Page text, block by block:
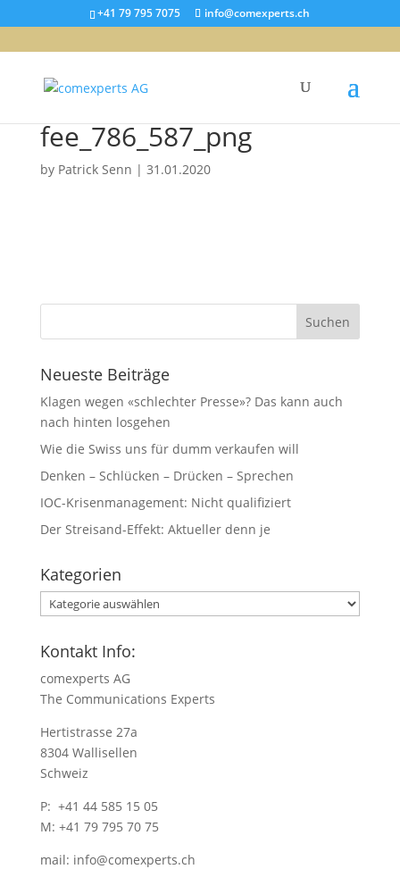
+41 79 795 7075 info@comexperts.ch
fee_786_587_png
by Patrick Senn | 31.01.2020
Neueste Beiträge
Klagen wegen «schlechter Presse»? Das kann auch
nach hinten losgehen
Wie die Swiss uns für dumm verkaufen will
Denken – Schlücken – Drücken – Sprechen
IOC-Krisenmanagement: Nicht qualifiziert
Der Streisand-Effekt: Aktueller denn je
Kategorien
Kategorien
Kontakt Info:
comexperts AG
The Communications Experts
Hertistrasse 27a
8304 Wallisellen
Schweiz
P: +41 44 585 15 05
M: +41 79 795 70 75
mail: info@comexperts.ch